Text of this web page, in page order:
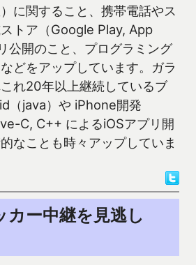
）に関すること、携帯電話やス
トア（Google Play, App
公開のこと、プログラミング
どをアップしています。ガラ
れ20年以上継続しているブ
（java）や iPhone開発
C, C++ によるiOSアプリ開
なことも時々アップしていま
カー中継を見逃し